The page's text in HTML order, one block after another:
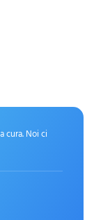
cura. Noi ci